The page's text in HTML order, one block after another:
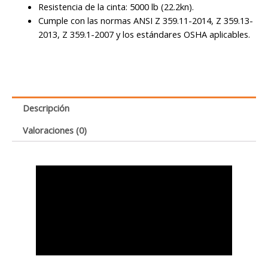
Resistencia de la cinta: 5000 lb (22.2kn).
Cumple con las normas ANSI Z 359.11-2014, Z 359.13-
2013, Z 359.1-2007 y los estándares OSHA aplicables.
Descripción
Valoraciones (0)